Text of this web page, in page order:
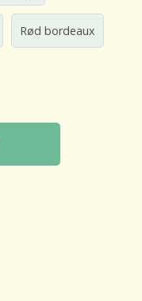
Rød bordeaux